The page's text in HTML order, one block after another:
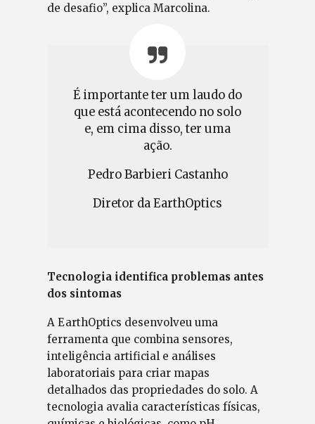
de desafio”, explica Marcolina.
É importante ter um laudo do
que está acontecendo no solo
e, em cima disso, ter uma
ação.
Pedro Barbieri Castanho
Diretor da EarthOptics
Tecnologia identifica problemas antes
dos sintomas
A EarthOptics desenvolveu uma
ferramenta que combina sensores,
inteligência artificial e análises
laboratoriais para criar mapas
detalhados das propriedades do solo. A
tecnologia avalia características físicas,